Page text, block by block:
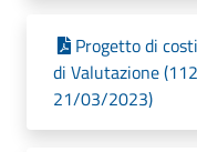
Progetto di
di Valutazione
21/03/2023)